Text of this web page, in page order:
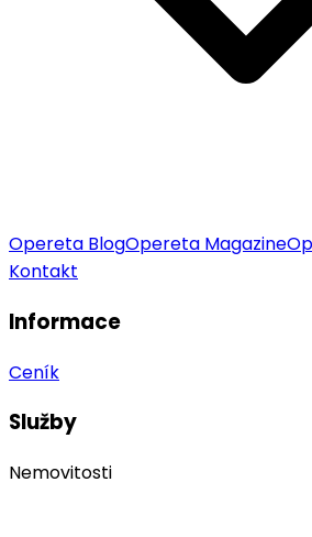
Opereta BlogOpereta Magazine
Kontakt
Informace
Ceník
Služby
Nemovitosti